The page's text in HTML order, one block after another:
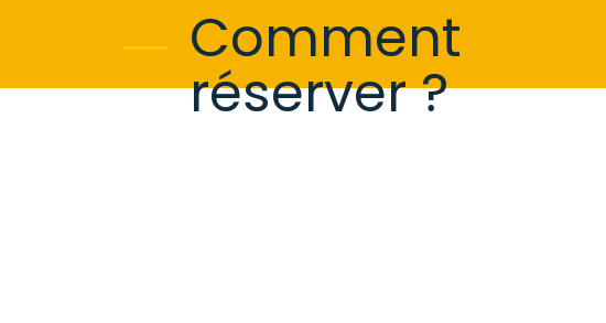
Comment
réserver ?